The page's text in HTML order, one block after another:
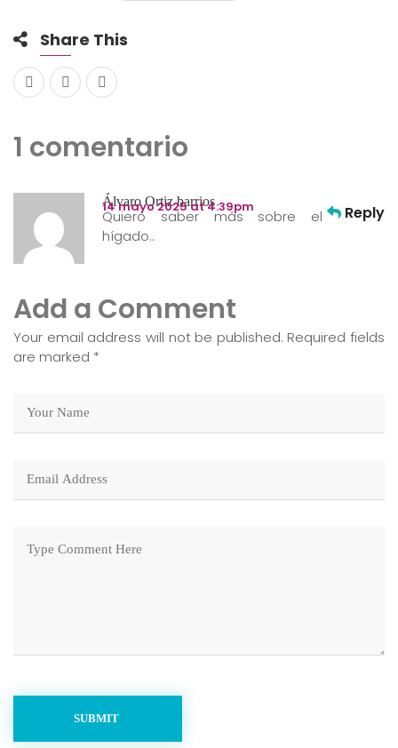
Share This
1 comentario
Álvaro Ortiz barrios
14 mayo 2025 at 4:39pm
Quiero saber más sobre el
hígado..
Reply
Add a Comment
Your email address will not be published. Required fields
are marked *
SUBMIT